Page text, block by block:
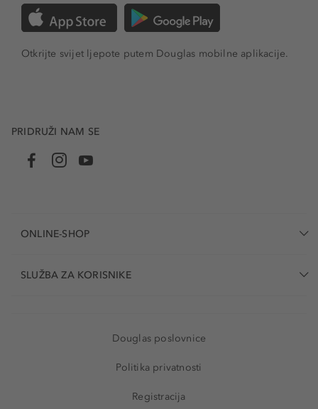
Otkrijte svijet ljepote putem Douglas mobilne aplikacije.
PRIDRUŽI NAM SE
ONLINE-SHOP
SLUŽBA ZA KORISNIKE
Douglas poslovnice
Politika privatnosti
Registracija